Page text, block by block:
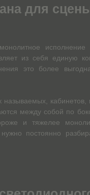
для
из себя единую
это более
между собой по
и тяжелее
постоянно